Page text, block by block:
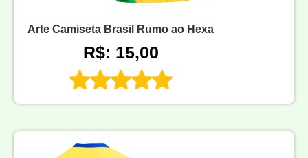
Arte Camiseta Brasil Rumo ao Hexa
R$: 15,00